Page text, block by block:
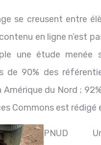
se creusent entre
en ligne n’est
une étude menée
90% des
du Nord ;
Commons est rédigé
PNUD